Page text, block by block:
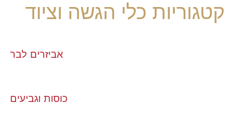
קטגוריות כלי הגשה וציוד
אביזרים לבר
כוסות וגביעים